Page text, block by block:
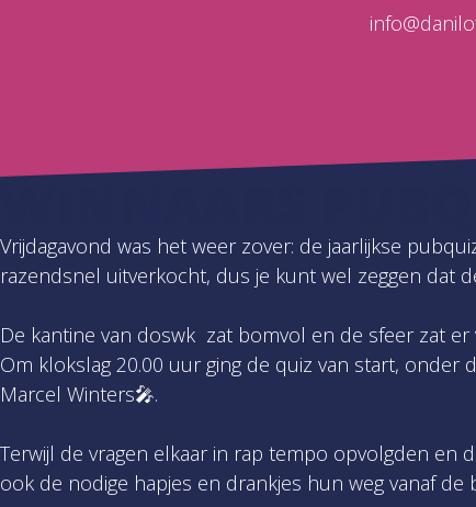
Vrijdagavond was het weer zover: de jaarlijkse
razendsnel uitverkocht, dus je kunt wel zeggen dat
De kantine van doswk zat bomvol en de sfeer zat er
Om klokslag 20.00 uur ging de quiz van start,
Marcel Winters🎤.
Terwijl de vragen elkaar in rap tempo opvolgden en
ook de nodige hapjes en drankjes hun weg vanaf de